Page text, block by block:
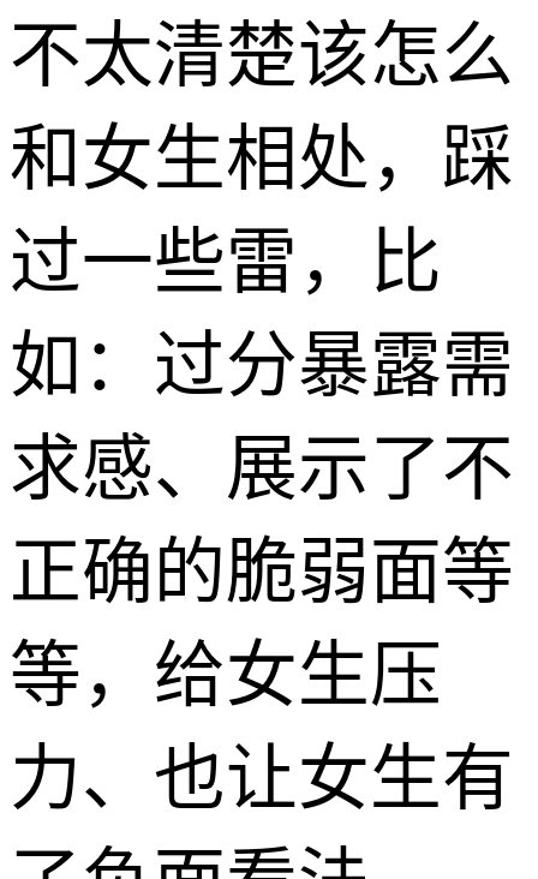
不太清楚该怎么
和女生相处，踩
过一些雷，比
如：过分暴露需
求感、展示了不
正确的脆弱面等
等，给女生压
力、也让女生有